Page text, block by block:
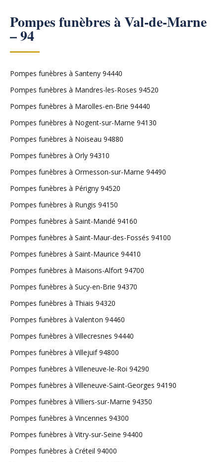
Pompes funèbres à Val-de-Marne
– 94
Pompes funèbres à Santeny 94440
Pompes funèbres à Mandres-les-Roses 94520
Pompes funèbres à Marolles-en-Brie 94440
Pompes funèbres à Nogent-sur-Marne 94130
Pompes funèbres à Noiseau 94880
Pompes funèbres à Orly 94310
Pompes funèbres à Ormesson-sur-Marne 94490
Pompes funèbres à Périgny 94520
Pompes funèbres à Rungis 94150
Pompes funèbres à Saint-Mandé 94160
Pompes funèbres à Saint-Maur-des-Fossés 94100
Pompes funèbres à Saint-Maurice 94410
Pompes funèbres à Maisons-Alfort 94700
Pompes funèbres à Sucy-en-Brie 94370
Pompes funèbres à Thiais 94320
Pompes funèbres à Valenton 94460
Pompes funèbres à Villecresnes 94440
Pompes funèbres à Villejuif 94800
Pompes funèbres à Villeneuve-le-Roi 94290
Pompes funèbres à Villeneuve-Saint-Georges 94190
Pompes funèbres à Villiers-sur-Marne 94350
Pompes funèbres à Vincennes 94300
Pompes funèbres à Vitry-sur-Seine 94400
Pompes funèbres à Créteil 94000